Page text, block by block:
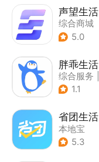
声望生活
综合商城
5.0
胖乖生活
综合服务
1.1
省团生活
本地宝
5.3